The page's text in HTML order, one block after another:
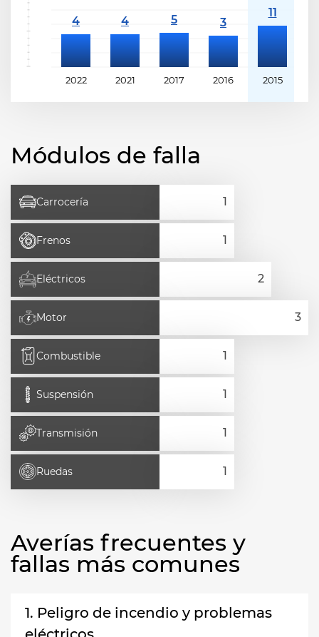
2022 2021 2017 2016 2015
Módulos de falla
Carrocería
Frenos
Eléctricos
Motor
Combustible
Suspensión
Transmisión
Ruedas
Averías frecuentes y
fallas más comunes
1. Peligro de incendio y problemas